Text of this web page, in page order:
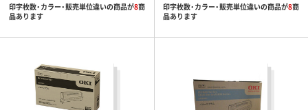
印字枚数・カラー・販売単位違いの商品が8商
品あります
印字枚数・カラー・販売単位違いの商品が8商
品あります